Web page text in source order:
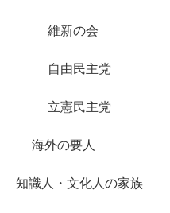
維新の会
自由民主党
立憲民主党
海外の要人
知識人・文化人の家族